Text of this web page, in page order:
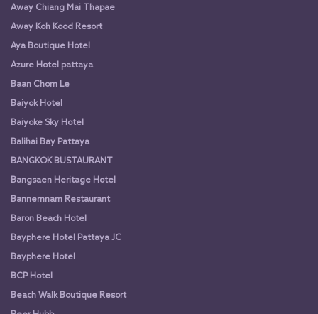
Away Chiang Mai Thapae
Away Koh Kood Resort
Aya Boutique Hotel
Azure Hotel pattaya
Baan Chom Le
Baiyok Hotel
Baiyoke Sky Hotel
Balihai Bay Pattaya
BANGKOK BUSTAURANT
Bangsaen Heritage Hotel
Bannernnam Restaurant
Baron Beach Hotel
Bayphere Hotel Pattaya JC
Bayphere Hotel
BCP Hotel
Beach Walk Boutique Resort